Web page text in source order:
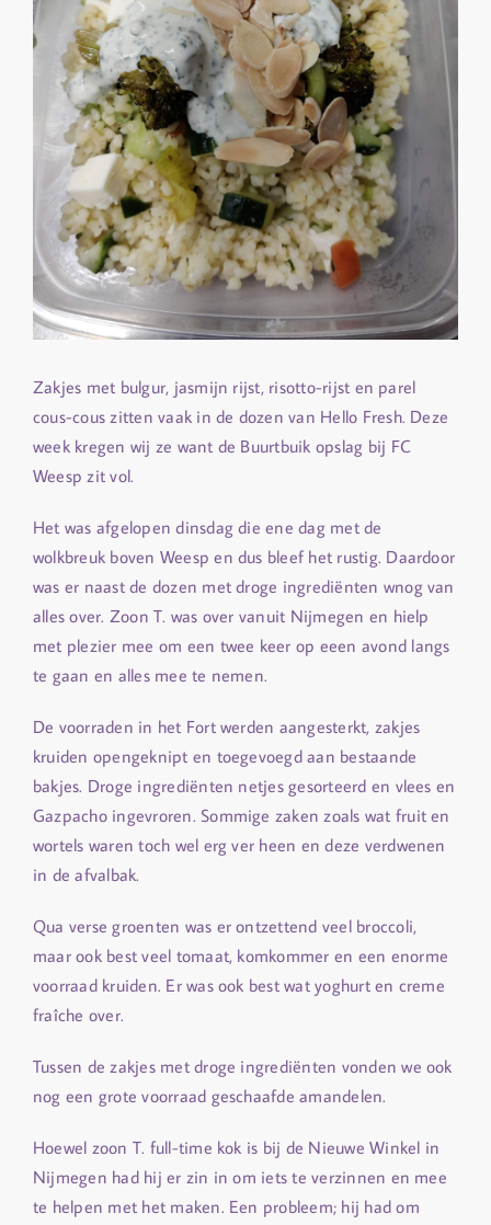
Zakjes met bulgur, jasmijn rijst, risotto-rijst en parel
cous-cous zitten vaak in de dozen van Hello Fresh. Deze
week kregen wij ze want de Buurtbuik opslag bij FC
Weesp zit vol.
Het was afgelopen dinsdag die ene dag met de
wolkbreuk boven Weesp en dus bleef het rustig. Daardoor
was er naast de dozen met droge ingrediënten wnog van
alles over. Zoon T. was over vanuit Nijmegen en hielp
met plezier mee om een twee keer op eeen avond langs
te gaan en alles mee te nemen.
De voorraden in het Fort werden aangesterkt, zakjes
kruiden opengeknipt en toegevoegd aan bestaande
bakjes. Droge ingrediënten netjes gesorteerd en vlees en
Gazpacho ingevroren. Sommige zaken zoals wat fruit en
wortels waren toch wel erg ver heen en deze verdwenen
in de afvalbak.
Qua verse groenten was er ontzettend veel broccoli,
maar ook best veel tomaat, komkommer en een enorme
voorraad kruiden. Er was ook best wat yoghurt en creme
fraîche over.
Tussen de zakjes met droge ingrediënten vonden we ook
nog een grote voorraad geschaafde amandelen.
Hoewel zoon T. full-time kok is bij de Nieuwe Winkel in
Nijmegen had hij er zin in om iets te verzinnen en mee
te helpen met het maken. Een probleem; hij had om